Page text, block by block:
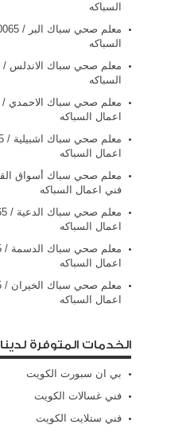
السباكه
السباكه
السباكه
اعمال السباكه
اعمال السباكه
فني اعمال السباكه
اعمال السباكه
اعمال السباكه
اعمال السباكه
الخدمات المتوفرة لدينا
بي ان سبورت الكويت
فني غسالات الكويت
فني ستلايت الكويت